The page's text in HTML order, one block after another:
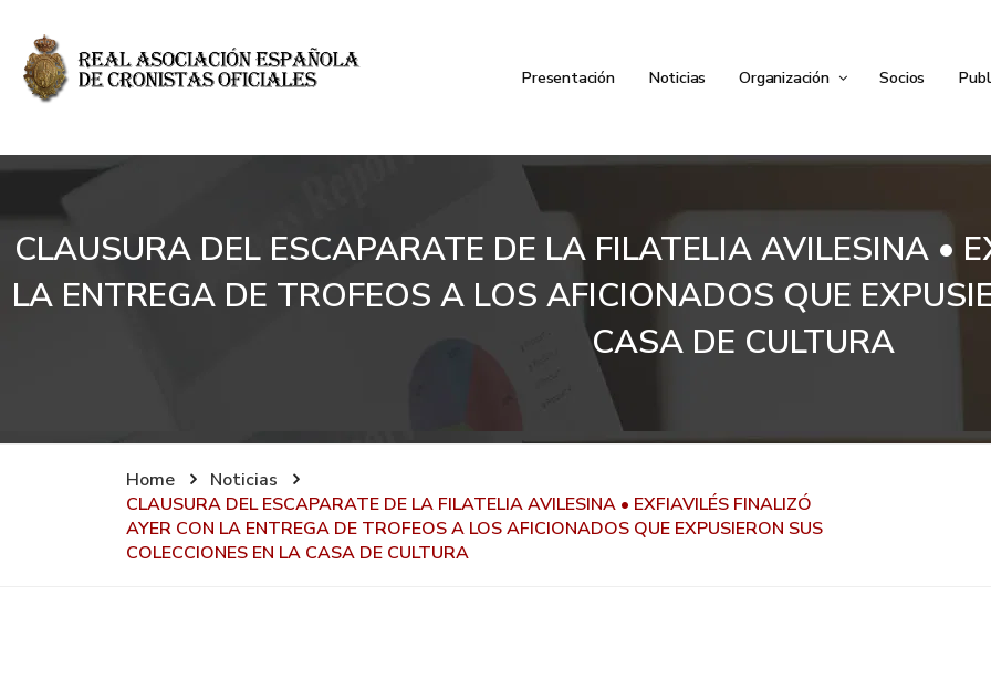
Presentación Noticias Organización Socios
CLAUSURA DEL ESCAPARATE DE LA FILATELIA AVILESINA •
LA ENTREGA DE TROFEOS A LOS AFICIONADOS QUE
CASA DE CULTURA
Home
Noticias
CLAUSURA DEL ESCAPARATE DE LA FILATELIA AVILESINA • EXFIAVILÉS FINALIZÓ
AYER CON LA ENTREGA DE TROFEOS A LOS AFICIONADOS QUE EXPUSIERON SUS
COLECCIONES EN LA CASA DE CULTURA